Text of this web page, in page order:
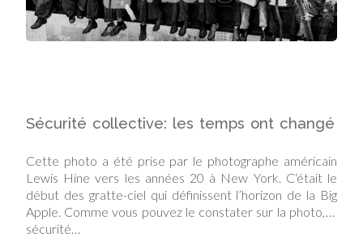
Sécurité collective: les temps ont changé
Cette photo a été prise par le photographe américain
Lewis Hine vers les années 20 à New York. C‘était le
début des gratte-ciel qui définissent l’horizon de la Big
Apple. Comme vous pouvez le constater sur la photo, la
sécurité…